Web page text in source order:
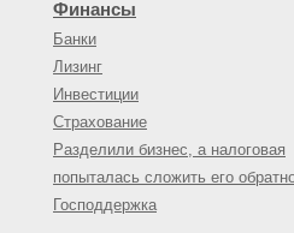
Финансы
Банки
Лизинг
Инвестиции
Страхование
Разделили бизнес, а налоговая
попыталась сложить его
Господдержка